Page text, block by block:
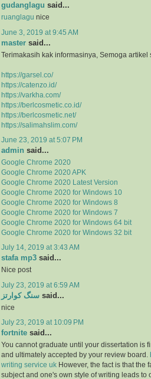
gudanglagu said...
ruanglagu nice
June 3, 2019 at 9:45 AM
master said...
Terimakasih kak informasinya, Semoga artikel
https://garsel.co/
https://catenzo.id/
https://varkha.com/
https://berlcosmetic.co.id/
https://berlcosmetic.net/
https://salimahslim.com/
June 23, 2019 at 5:07 PM
admin said...
Google Chrome 2020
Google Chrome 2020 APK
Google Chrome 2020 Latest Version
Google Chrome 2020 for Windows 10
Google Chrome 2020 for Windows 8
Google Chrome 2020 for Windows 7
Google Chrome 2020 for Windows 64 bit
Google Chrome 2020 for Windows 32 bit
July 14, 2019 at 3:43 AM
stafa mp3 said...
Nice post
July 23, 2019 at 6:59 AM
سنگ کوارتز said...
nice
July 23, 2019 at 10:09 PM
fortnite said...
You cannot graduate until your dissertation is
and ultimately accepted by your review board.
writing service uk However, the fact is that the
subject and one's own style of writing leads to